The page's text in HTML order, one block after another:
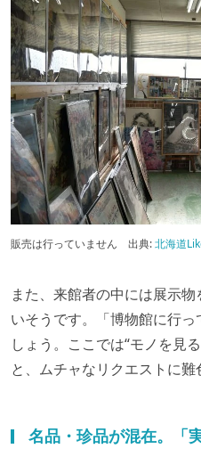
販売は行っていません 出典:北海道
また、来館者の中には展示
いそうです。「博物館に行
しょう。ここでは“モノを見
と、ムチャなリクエストに難
名品・珍品が混在。「